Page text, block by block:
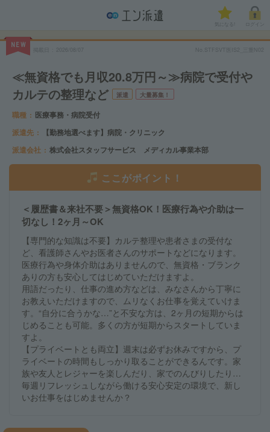
気になる!
NEW
≪無資格でも月収20.8万円～≫病院で受付や
カルテの整理など
派遣 大量募集！
職種
医療事務・病院受付
派遣先
【勤務地選べます】病院・クリニック
派遣会社
株式会社スタッフサービス メディカル事業本部
ここがポイント！
＜履歴書＆来社不要＞無資格OK！医療行為や介助は一
切なし！2ヶ月～OK
【専門的な知識は不要】カルテ整理や患者さまの受付な
ど、看護師さんやお医者さんのサポートなどになります。
医療行為や身体介助はありませんので、無資格・ブランク
ありの方も安心してはじめていただけますよ。
用語だったり、仕事の進め方などは、みなさんから丁寧に
お教えいただけますので、ムリなくお仕事を覚えていけま
す。“自分に合うかな…”と不安な方は、2ヶ月の短期からは
じめることも可能。多くの方が短期からスタートしていま
すよ。
【プライベートとも両立】週末は必ずお休みですから、プ
ライベートの時間もしっかり取ることができるんです。家
族や友人とレジャーを楽しんだり、家でのんびりしたり…
毎週リフレッシュしながら働ける安心安定の環境で、新し
いお仕事をはじめませんか？